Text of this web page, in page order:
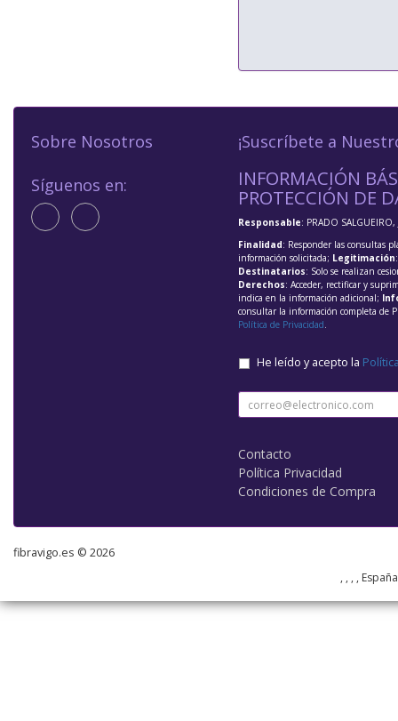
Sobre Nosotros
Síguenos en:
¡Suscríbete a
INFORMACIÓN
PROTECCIÓN DE
Responsable: PRADO SALGUEIRO,
Finalidad: Responder las consultas
información solicitada; Legitimación
Destinatarios: Solo se realizan
Derechos: Acceder, rectificar y
indica en la información adicional;
consultar la información completa de
Política de Privacidad.
He leído y acepto la
Contacto
Política Privacidad
Condiciones de Compra
fibravigo.es © 2026
, , , ,